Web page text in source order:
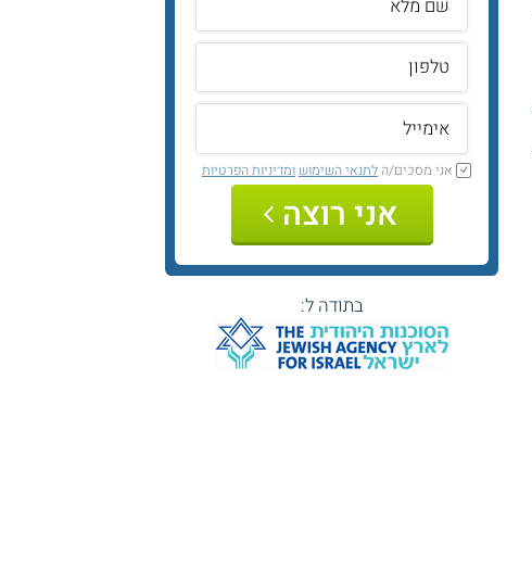
אני מסכים/הלתנאי השימוש ומדיניות הפרטיות
אני רוצה
בתודה ל: